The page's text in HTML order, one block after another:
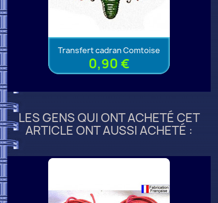
Transfert cadran Comtoise
0,90 €
LES GENS QUI ONT ACHETÉ CET
ARTICLE ONT AUSSI ACHETÉ :